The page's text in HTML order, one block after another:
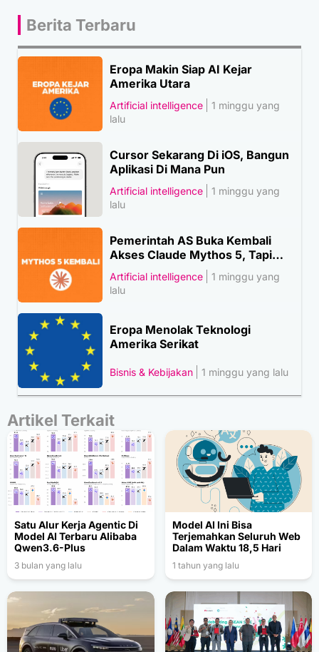
Berita Terbaru
Eropa Makin Siap AI Kejar
Amerika Utara
Artificial intelligence
1 minggu yang
lalu
Cursor Sekarang Di iOS, Bangun
Aplikasi Di Mana Pun
Artificial intelligence
1 minggu yang
lalu
Pemerintah AS Buka Kembali
Akses Claude Mythos 5, Tapi…
Artificial intelligence
1 minggu yang
lalu
Eropa Menolak Teknologi
Amerika Serikat
Bisnis & Kebijakan 1 minggu yang lalu
Artikel Terkait
Satu Alur Kerja Agentic Di
Model AI Terbaru Alibaba
Qwen3.6-Plus
3 bulan yang lalu
Model AI Ini Bisa
Terjemahkan Seluruh Web
Dalam Waktu 18,5 Hari
1 tahun yang lalu